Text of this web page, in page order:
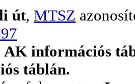
út, MTSZ
AK információs
táblán.